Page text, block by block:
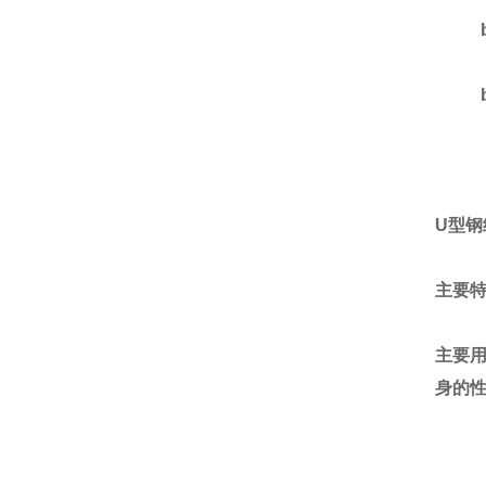
U型
主要
主要
身的